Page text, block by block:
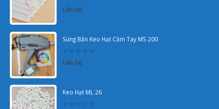
0
out
Liên hệ
Súng Bắn Keo Hạt Cầm Tay MS 200
0
out
Liên hệ
Keo Hạt ML 26